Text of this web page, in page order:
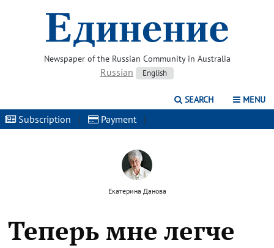
Newspaper of the Russian Community in Australia
Russian English
SEARCH MENU
Subscription | Payment |
Екатерина Данова
Теперь мне легче